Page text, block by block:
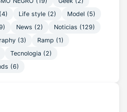
(4) Life style (2) Model (5)
News (2) Noticias (129)
(3) Ramp (1)
Tecnologia (2)
(6)